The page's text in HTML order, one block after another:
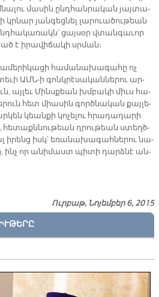
մա­սին ընդ­հան­րա­կան յայ­տա­
կրնար յան­գեց­նել լա­րուա­ծու­թեան
ցայ­սօր վտան­գա­ւոր
է ի­րա­վի­ճա­կի սրման։
ա­մե­րի­կա­ցի հա­մա­նա­խա­գա­հը ոչ
ԱՄՆ-ի գոնկ­րէ­սա­կան­նե­րու ար­
այ­լեւ Մինս­քեան խմբա­կի միւս հա­
հետ միա­սին գործ­նա­կան քայ­լե­
կեան­քի կո­չե­լու հրա­դա­դա­րի
դրու­թեան ստեղծ­
ի­րենց իսկ՝ ե­ռա­նա­խա­գահ­նե­րու նա­
ինչ որ ա­նի­մաստ պի­տի դարձ­նէ ան­
Ուրբաթ, Նոյեմբեր 6, 2015